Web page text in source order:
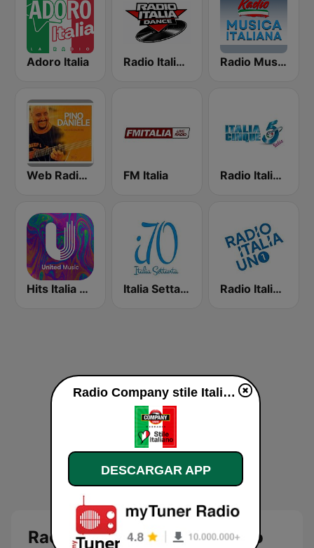
Adoro Italia Radio Italia Dance Radio Musica Italiana
Web Radio Network Pino Daniele FM Italia Radio Italia 5
Hits Italia 90 - United Music Italia Settanta - La musica italiana dei settanta Radio Italia Uno 1
Radio Company stile Italiano
Radio Company stile Italiano en vivo
DESCARGAR APP